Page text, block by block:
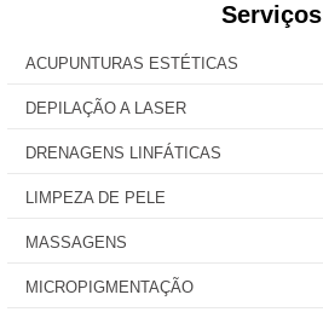
Serviços
ACUPUNTURAS ESTÉTICAS
DEPILAÇÃO A LASER
DRENAGENS LINFÁTICAS
LIMPEZA DE PELE
MASSAGENS
MICROPIGMENTAÇÃO